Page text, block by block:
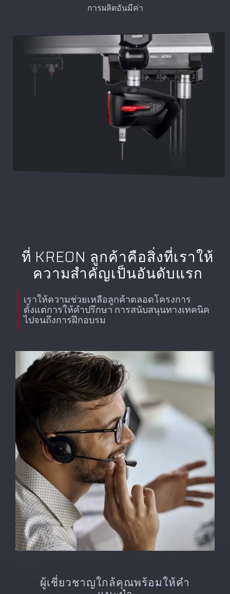
การผลิตอันมีค่า
ที่ KREON ลูกค้าคือสิ่งที่เราให้
ความสำคัญเป็นอันดับแรก
เราให้ความช่วยเหลือลูกค้าตลอดโครงการ
ตั้งแต่การให้คำปรึกษา การสนับสนุนทางเทคนิค
ไปจนถึงการฝึกอบรม
ผู้เชี่ยวชาญใกล้คุณพร้อมให้คำ